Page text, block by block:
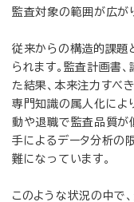
監査対象の範囲が広が
従来からの構造的課題
られます。監査計画書
た結果、本来注力すべ
専門知識の属人化によ
動や退職で監査品質が
手によるデータ分析の
難になっています。
このような状況の中で